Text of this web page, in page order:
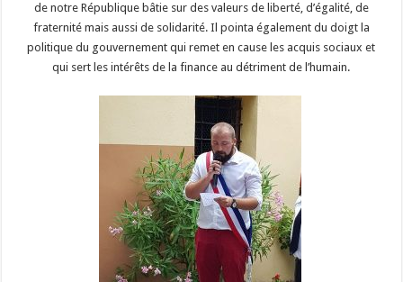
de notre République bâtie sur des valeurs de liberté, d’égalité, de
fraternité mais aussi de solidarité. Il pointa également du doigt la
politique du gouvernement qui remet en cause les acquis sociaux et
qui sert les intérêts de la finance au détriment de l’humain.